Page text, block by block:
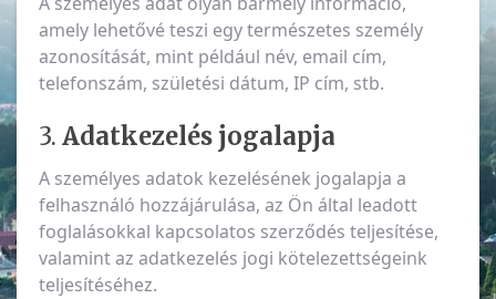
amely lehetővé teszi egy természetes személy
azonosítását, mint például név, email cím,
telefonszám, születési dátum, IP cím, stb.
3. Adatkezelés jogalapja
A személyes adatok kezelésének jogalapja a
felhasználó hozzájárulása, az Ön által leadott
foglalásokkal kapcsolatos szerződés teljesítése,
valamint az adatkezelés jogi kötelezettségeink
teljesítéséhez.